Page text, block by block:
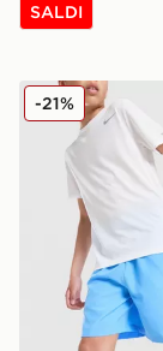
SALDI
Nike
-21%